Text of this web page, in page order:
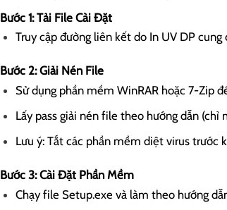
Bước 1: Tải File Cài Đặt
Truy cập đường liên kết do In UV DP
Bước 2: Giải Nén File
Sử dụng phần mềm WinRAR hoặc 7-Zip
Lấy pass giải nén file theo hướng dẫn (chỉ
Lưu ý: Tắt các phần mềm diệt virus trước
Bước 3: Cài Đặt Phần Mềm
Chạy file Setup.exe và làm theo hướng